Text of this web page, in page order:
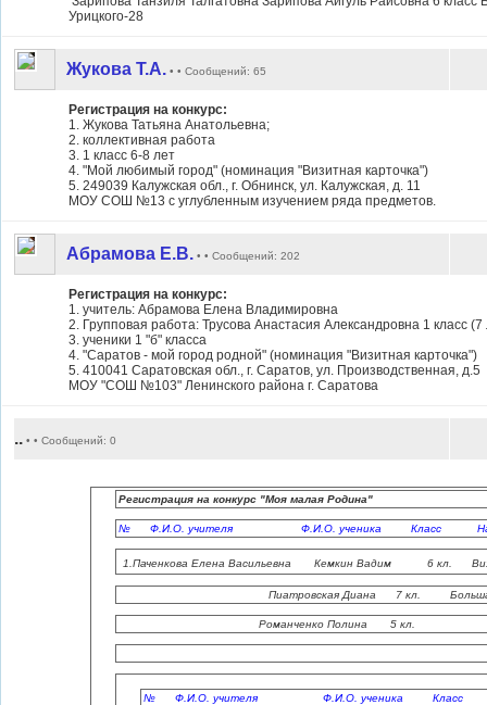
Урицкого-28
Жукова Т.А. • • Сообщений: 65
Регистрация на конкурс:
1. Жукова Татьяна Анатольевна;
2. коллективная работа
3. 1 класс 6-8 лет
4. "Мой любимый город" (номинация "Визитная карточка")
5. 249039 Калужская обл., г. Обнинск, ул. Калужская, д. 11
МОУ СОШ №13 с углубленным изучением ряда предметов.
Абрамова Е.В. • • Сообщений: 202
Регистрация на конкурс:
1. учитель: Абрамова Елена Владимировна
2. Групповая работа: Трусова Анастасия Александровна 1 класс
3. ученики 1 "б" класса
4. "Саратов - мой город родной" (номинация "Визитная карточка")
5. 410041 Саратовская обл., г. Саратов, ул. Производственная, д.5
МОУ "СОШ №103" Ленинского района г. Саратова
.. • • Сообщений: 0
Регистрация на конкурс "Моя малая Родина"
№ Ф.И.О. учителя Ф.И.О. ученика Класс
1.Паченкова Елена Васильевна Кемкин Вадим 6 кл.
Пиатровская Диана 7 кл. Большая Иня
Романченко Полина 5 кл.
№ Ф.И.О. учителя Ф.И.О. ученика Класс